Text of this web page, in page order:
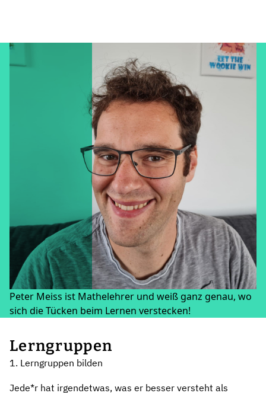
© PRIVAT
Peter Meiss ist Mathelehrer und weiß ganz genau, wo
sich die Tücken beim Lernen verstecken!
Lerngruppen
1. Lerngruppen bilden
Jede*r hat irgendetwas, was er besser versteht als